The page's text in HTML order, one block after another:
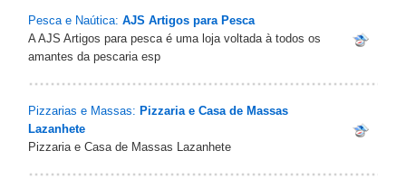
Pesca e Naútica: AJS Artigos para Pesca
A AJS Artigos para pesca é uma loja voltada à todos os
amantes da pescaria esp
Pizzarias e Massas: Pizzaria e Casa de Massas
Lazanhete‎
Pizzaria e Casa de Massas Lazanhete‎